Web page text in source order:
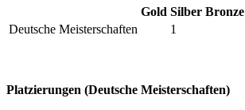
Gold Silber Bronze
Deutsche Meisterschaften
1
Platzierungen (Deutsche Meisterschaften)